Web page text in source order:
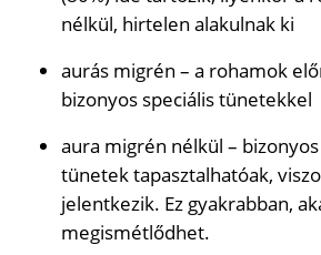
nélkül, hirtelen alakulnak ki
aurás migrén – a rohamok
bizonyos speciális tünetekkel
aura migrén nélkül –
tünetek tapasztalhatóak,
jelentkezik. Ez gyakrabban,
megismétlődhet.